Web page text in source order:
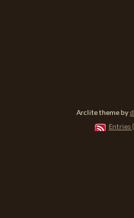
Arclite theme by
Entries